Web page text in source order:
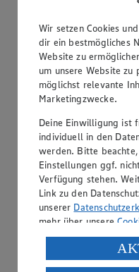
Hähnchen-Suppe
Wir setzen Cookies
dir ein bestmögliches
Website zu
um unsere Website zu
möglichst relevante
Marketingzwecke.
Deine Einwilligung ist
individuell in den
werden. Bitte
Einstellungen ggf.
Verfügung stehen.
Link zu den
unserer
mehr über unsere
Verarbeitung deiner
USA durch Facebook